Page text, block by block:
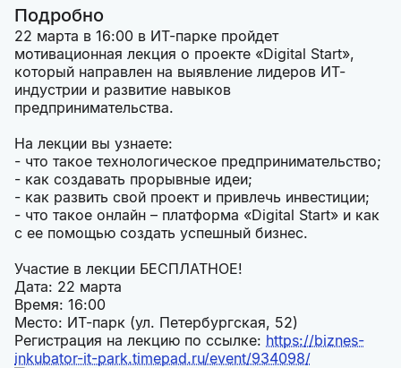
Подробно
22 марта в 16:00 в ИТ-парке пройдет
мотивационная лекция о проекте «Digital Start»,
который направлен на выявление лидеров ИТ-
индустрии и развитие навыков
предпринимательства.
На лекции вы узнаете:
- что такое технологическое предпринимательство;
- как создавать прорывные идеи;
- как развить свой проект и привлечь инвестиции;
- что такое онлайн – платформа «Digital Start» и как
с ее помощью создать успешный бизнес.
Участие в лекции БЕСПЛАТНОЕ!
Дата: 22 марта
Время: 16:00
Место: ИТ-парк (ул. Петербургская, 52)
Регистрация на лекцию по ссылке: https://biznes-
inkubator-it-park.timepad.ru/event/934098/